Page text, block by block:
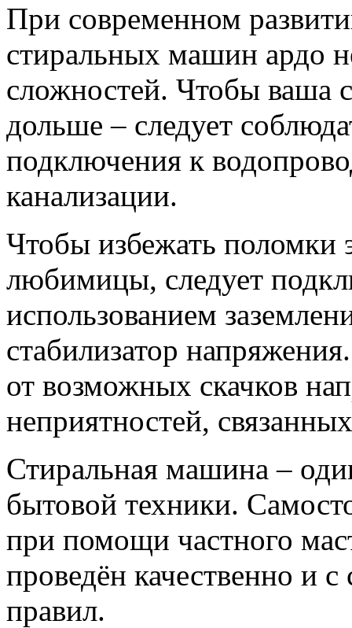
При современном
стиральных машин ардо
сложностей. Чтобы ваша
дольше – следует
подключения к
канализации.
Чтобы избежать поломки
любимицы, следует
использованием
стабилизатор
от возможных скачков
неприятностей,
Стиральная машина –
бытовой техники.
при помощи частного
проведён качественно и
правил.